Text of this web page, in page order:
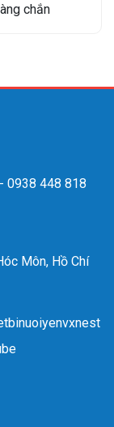
chắn
0938 448 818
Môn, Hồ Chí